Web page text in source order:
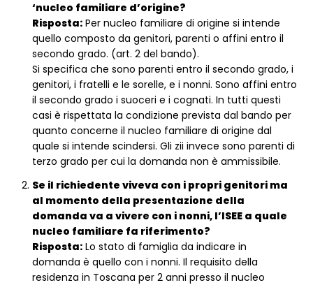
‘nucleo familiare d’origine?
Risposta: Per nucleo familiare di origine si intende
quello composto da genitori, parenti o affini entro il
secondo grado. (art. 2 del bando).
Si specifica che sono parenti entro il secondo grado, i
genitori, i fratelli e le sorelle, e i nonni. Sono affini entro
il secondo grado i suoceri e i cognati. In tutti questi
casi è rispettata la condizione prevista dal bando per
quanto concerne il nucleo familiare di origine dal
quale si intende scindersi. Gli zii invece sono parenti di
terzo grado per cui la domanda non è ammissibile.
Se il richiedente viveva con i propri genitori ma
al momento della presentazione della
domanda va a vivere con i nonni, l’ISEE a quale
nucleo familiare fa riferimento?
Risposta: Lo stato di famiglia da indicare in
domanda è quello con i nonni. Il requisito della
residenza in Toscana per 2 anni presso il nucleo